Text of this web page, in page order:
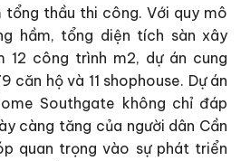
thầu thi công. Với quy mô
hầm, tổng diện tích sàn xây
12 công trình m2, dự án cung
căn hộ và 11 shophouse. Dự án
Southgate không chỉ đáp
càng tăng của người dân Cần
quan trọng vào sự phát triển